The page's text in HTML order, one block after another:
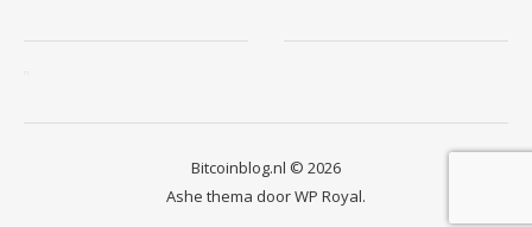
Bitcoinblog.nl © 2026
Ashe thema doorWP Royal.